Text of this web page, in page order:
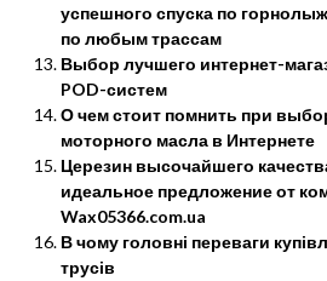
успешного спуска по
по любым трассам
Выбор лучшего интернет-
POD-систем
О чем стоит помнить при
моторного масла в Интернете
Церезин высочайшего
идеальное предложение от
Wax05366.com.ua
В чому головні переваги
трусів